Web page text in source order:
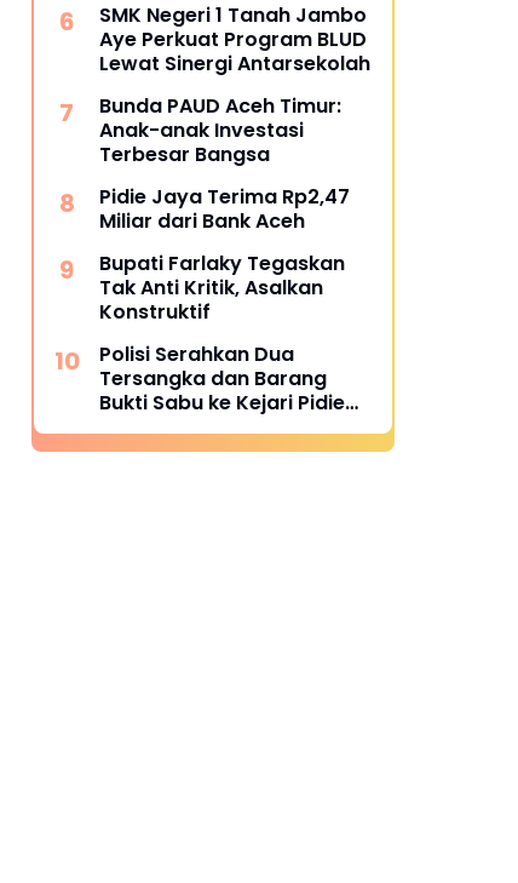
SMK Negeri 1 Tanah Jambo
Aye Perkuat Program BLUD
Lewat Sinergi Antarsekolah
Bunda PAUD Aceh Timur:
Anak-anak Investasi
Terbesar Bangsa
Pidie Jaya Terima Rp2,47
Miliar dari Bank Aceh
Bupati Farlaky Tegaskan
Tak Anti Kritik, Asalkan
Konstruktif
Polisi Serahkan Dua
Tersangka dan Barang
Bukti Sabu ke Kejari Pidie
Jaya